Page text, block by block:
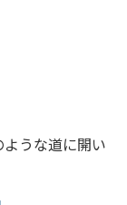
うな道に開い